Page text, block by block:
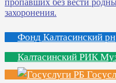
Фонд Калтасинский рн
Калтасинский РИК